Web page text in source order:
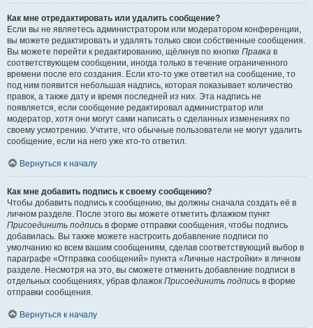
Как мне отредактировать или удалить сообщение?
Если вы не являетесь администратором или модератором конференции,
вы можете редактировать и удалять только свои собственные сообщения.
Вы можете перейти к редактированию, щёлкнув по кнопке Правка в
соответствующем сообщении, иногда только в течение ограниченного
времени после его создания. Если кто-то уже ответил на сообщение, то
под ним появится небольшая надпись, которая показывает количество
правок, а также дату и время последней из них. Эта надпись не
появляется, если сообщение редактировал администратор или
модератор, хотя они могут сами написать о сделанных изменениях по
своему усмотрению. Учтите, что обычные пользователи не могут удалить
сообщение, если на него уже кто-то ответил.
Вернуться к началу
Как мне добавить подпись к своему сообщению?
Чтобы добавить подпись к сообщению, вы должны сначала создать её в
личном разделе. После этого вы можете отметить флажком пункт
Присоединить подпись в форме отправки сообщения, чтобы подпись
добавилась. Вы также можете настроить добавление подписи по
умолчанию ко всем вашим сообщениям, сделав соответствующий выбор в
параграфе «Отправка сообщений» пункта «Личные настройки» в личном
разделе. Несмотря на это, вы сможете отменить добавление подписи в
отдельных сообщениях, убрав флажок Присоединить подпись в форме
отправки сообщения.
Вернуться к началу